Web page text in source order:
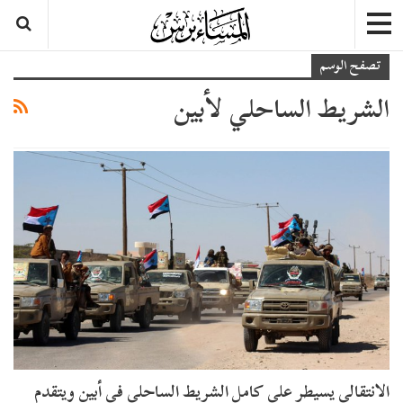
تصفح الوسم
الشريط الساحلي لأبين
الانتقالي يسيطر على كامل الشريط الساحلي في أبين ويتقدم